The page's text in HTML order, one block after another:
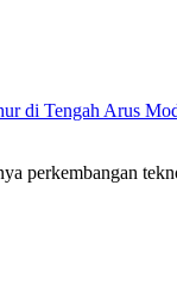
di Tengah Arus
perkembangan